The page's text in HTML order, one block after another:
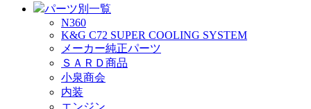
パーツ別一覧
N360
K&G C72 SUPER COOLING SYSTEM
メーカー純正パーツ
ＳＡＲＤ商品
小泉商会
内装
エンジン